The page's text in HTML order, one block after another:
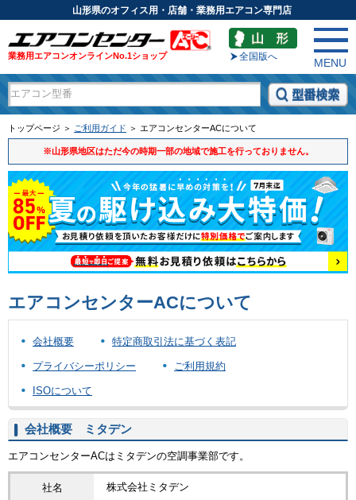
山形県のオフィス用・店舗・業務用エアコン専門店
業務用エアコンオンラインNo.1ショップ 全国版へ
MENU
トップページ ＞ ご利用ガイド ＞ エアコンセンターACについて
※山形県地区はただ今の時期一部の地域で施工を行っておりません。
エアコンセンターACについて
会社概要 特定商取引法に基づく表記
プライバシーポリシー ご利用規約
ISOについて
会社概要 ミタデン
エアコンセンターACはミタデンの空調事業部です。
社名 株式会社ミタデン